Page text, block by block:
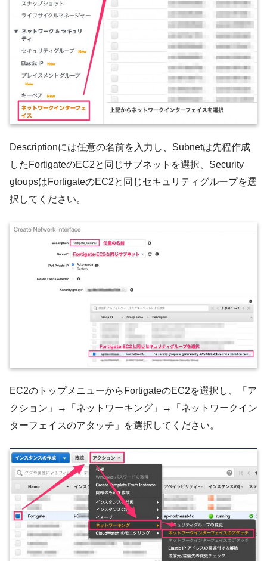
Descriptionには任意の名前を入力し、Subnetは先程作成
したFortigateのEC2と同じサブネットを選択、Security
gtoupsはFortigateのEC2と同じセキュリティグループを選
択してください。
EC2のトップメニューからFortigateのEC2を選択し、「ア
クション」→「ネットワーキング」→「ネットワークイン
ターフェイスのアタッチ」を選択してください。